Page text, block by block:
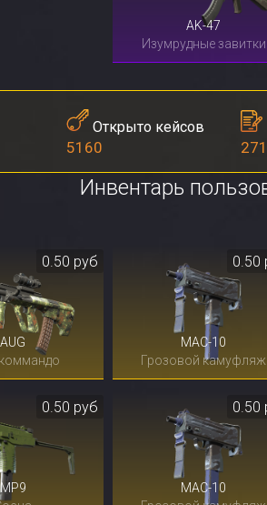
AK-47
Изумрудные завитки
Открыто кейсов
5160 271
Инвентарь
AUG
0.50 руб
MAC-10
Грозовой камуфляж
0.50
MP9
0.50 руб
MAC-10
0.50